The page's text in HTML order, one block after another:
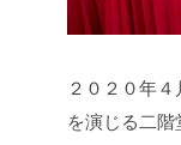
２０２０年
を演じる二階